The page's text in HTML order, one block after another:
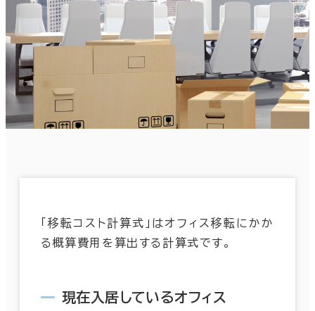
「移転コスト計算式」はオフィス移転にかか
る概算費用を算出する計算式です。
現在入居しているオフィス